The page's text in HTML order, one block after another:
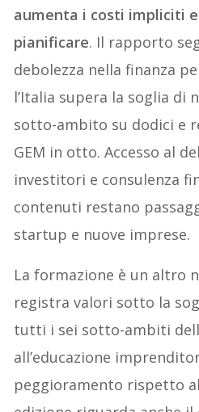
aumenta i costi impliciti
pianificare. Il rapporto
debolezza nella finanza
l’Italia supera la soglia di
sotto-ambito su dodici e
GEM in otto. Accesso al
investitori e consulenza
contenuti restano
startup e nuove imprese.
La formazione è un altro
registra valori sotto la
tutti i sei sotto-ambiti
all’educazione
peggioramento rispetto